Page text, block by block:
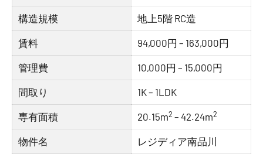
構造規模 地上5階 RC造
賃料 94,000円 – 163,000円
管理費 10,000円 – 15,000円
間取り 1K – 1LDK
専有面積 20.15m2 – 42.24m2
物件名 レジディア南品川